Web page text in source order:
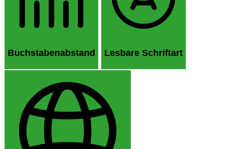
Buchstabenabstand Lesbare Schriftart